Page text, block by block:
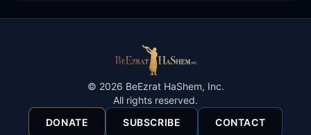
© 2026 BeEzrat HaShem, Inc.
All rights reserved.
DONATE
SUBSCRIBE CONTACT